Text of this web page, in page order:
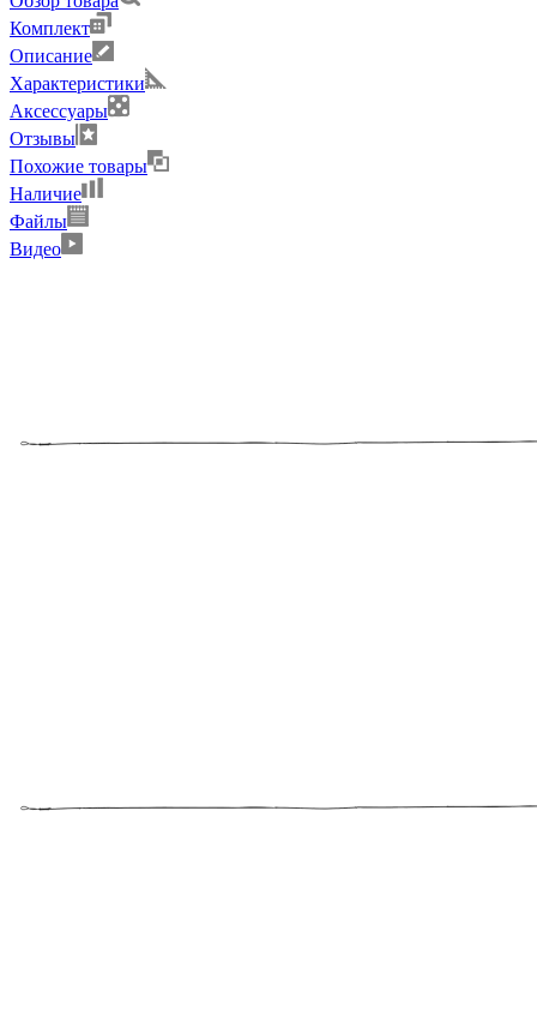
Комплект
Описание
Характеристики
Аксессуары
Отзывы
Похожие товары
Наличие
Файлы
Видео